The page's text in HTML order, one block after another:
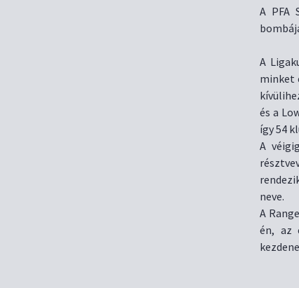
A PFA
A
minket
és a
így 54
A
neve.
A
én, az